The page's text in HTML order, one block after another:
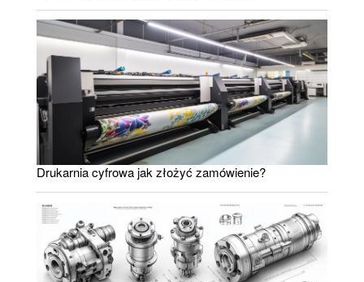
Drukarnia cyfrowa jak złożyć zamówienie?